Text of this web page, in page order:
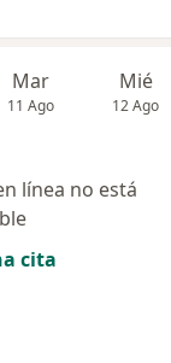
Mar
11 Ago
Mié
12 Ago
línea no está
cita